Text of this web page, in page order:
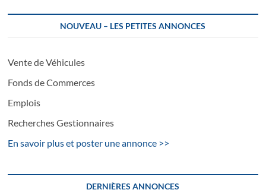
NOUVEAU – LES PETITES ANNONCES
Vente de Véhicules
Fonds de Commerces
Emplois
Recherches Gestionnaires
En savoir plus et poster une annonce >>
DERNIÈRES ANNONCES